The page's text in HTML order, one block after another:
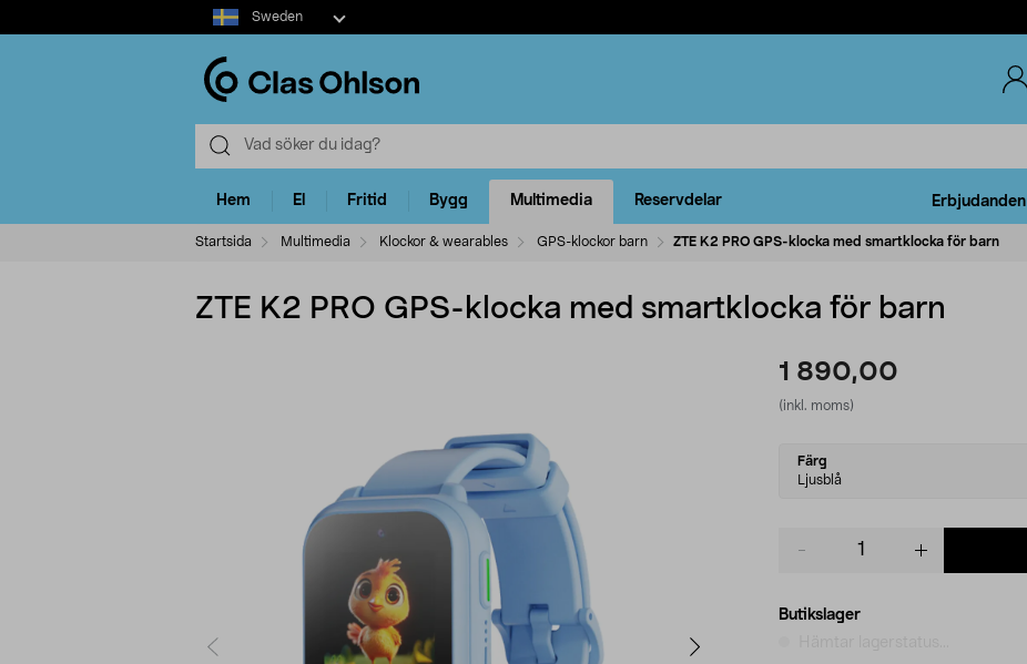
Select
market
Sweden
Hem El Fritid Bygg Multimedia Reservdelar Erbjudanden
Startsida Multimedia Klockor & wearables GPS-klockor barn ZTE K2 PRO GPS-klocka med smartklocka för barn
ZTE K2 PRO GPS-klocka med smartklocka för barn
1 890,00
(inkl. moms)
Select
variant
Färg
Ljusblå
Butikslager